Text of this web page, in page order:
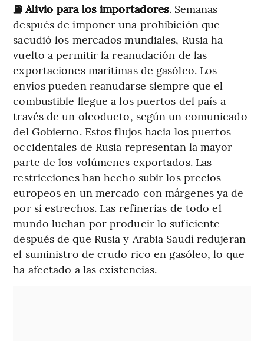
⛽ Alivio para los importadores. Semanas
después de imponer una prohibición que
sacudió los mercados mundiales, Rusia ha
vuelto a permitir la reanudación de las
exportaciones marítimas de gasóleo. Los
envíos pueden reanudarse siempre que el
combustible llegue a los puertos del país a
través de un oleoducto, según un comunicado
del Gobierno. Estos flujos hacia los puertos
occidentales de Rusia representan la mayor
parte de los volúmenes exportados. Las
restricciones han hecho subir los precios
europeos en un mercado con márgenes ya de
por sí estrechos. Las refinerías de todo el
mundo luchan por producir lo suficiente
después de que Rusia y Arabia Saudí redujeran
el suministro de crudo rico en gasóleo, lo que
ha afectado a las existencias.